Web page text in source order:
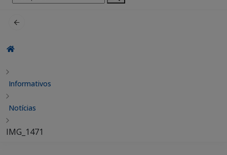
por:
Informativos
Notícias
IMG_1471